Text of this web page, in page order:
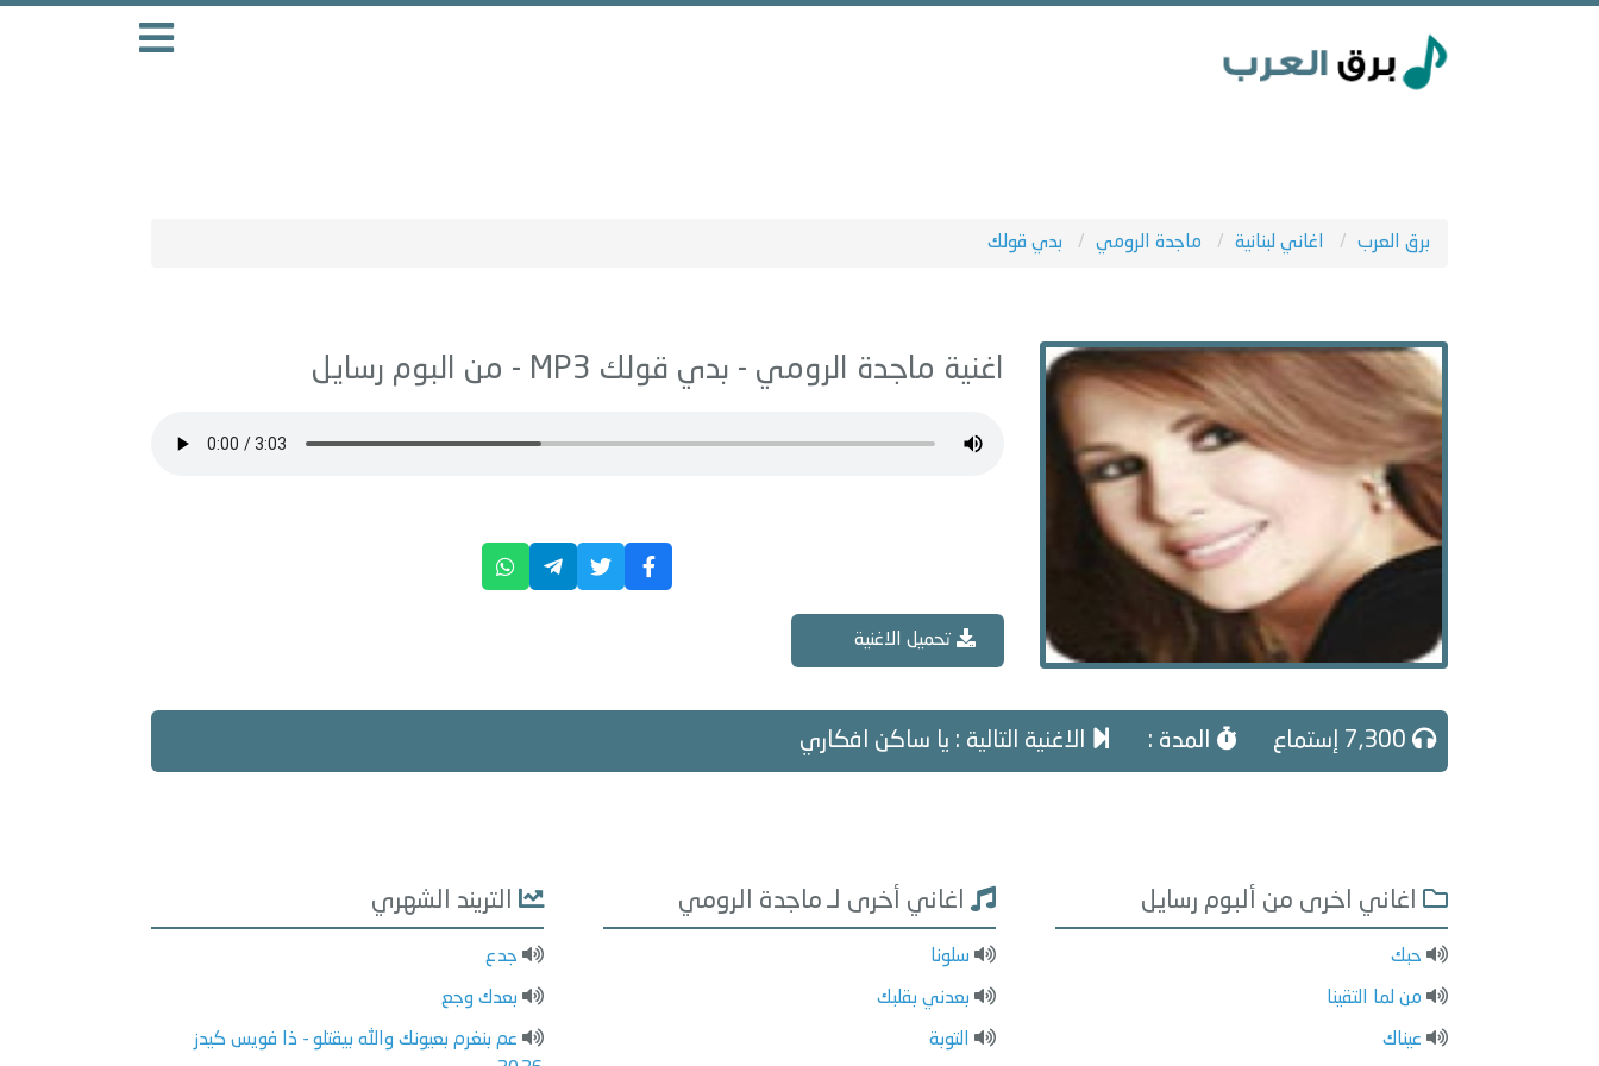
برق العرب اغاني لبنانية ماجدة الرومي بدي قولك
اغنية ماجدة الرومي - بدي قولك رسايل
تحميل الاغنية
المدة : الاغنية التالية : يا ساكن افكاري
اغاني اخرى من ألبوم رسايل
حبك
من لما التقينا
عيناك
اغاني أخرى لـ ماجدة الرومي
سلونا
بعدني بقلبك
التوبة
التريند الشهري
جدع
بعدك وجع
عم بنغرم بعيونك والله بيقتلو - ذا فويس كيدز